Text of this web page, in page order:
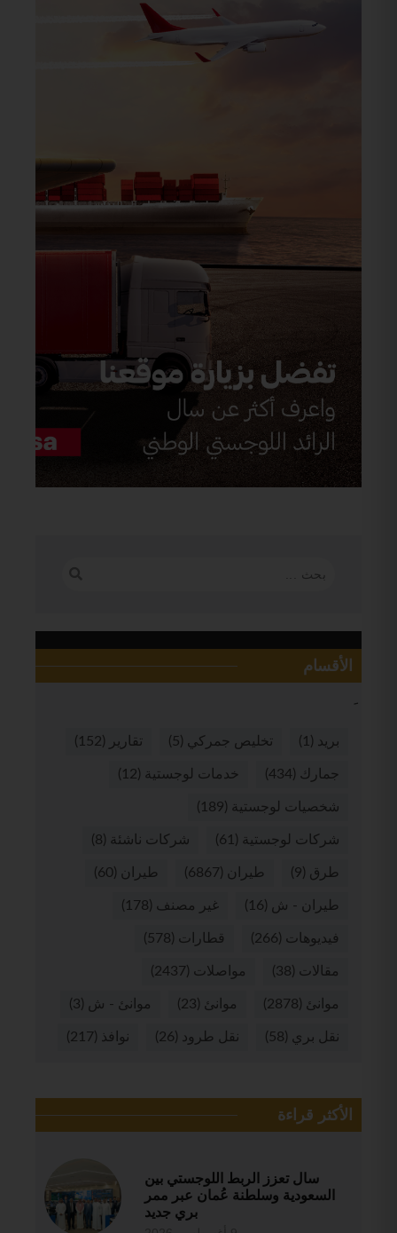
الأقسام
بريد (1) تخليص جمركي (5) تقارير (152)
جمارك (434) خدمات لوجستية (12)
شخصيات لوجستية (189)
شركات لوجستية (61) شركات ناشئة (8)
طرق (9) طيران (6867) طيران (60)
طيران - ش (16) غير مصنف (178)
فيديوهات (266) قطارات (578)
مقالات (38) مواصلات (2437)
موانئ (2878) موانئ (23) موانئ - ش (3)
نقل بري (58) نقل طرود (26) نوافذ (217)
الأكثر قراءة
سال تعزز الربط اللوجستي بين
السعودية وسلطنة عُمان عبر ممر
بري جديد